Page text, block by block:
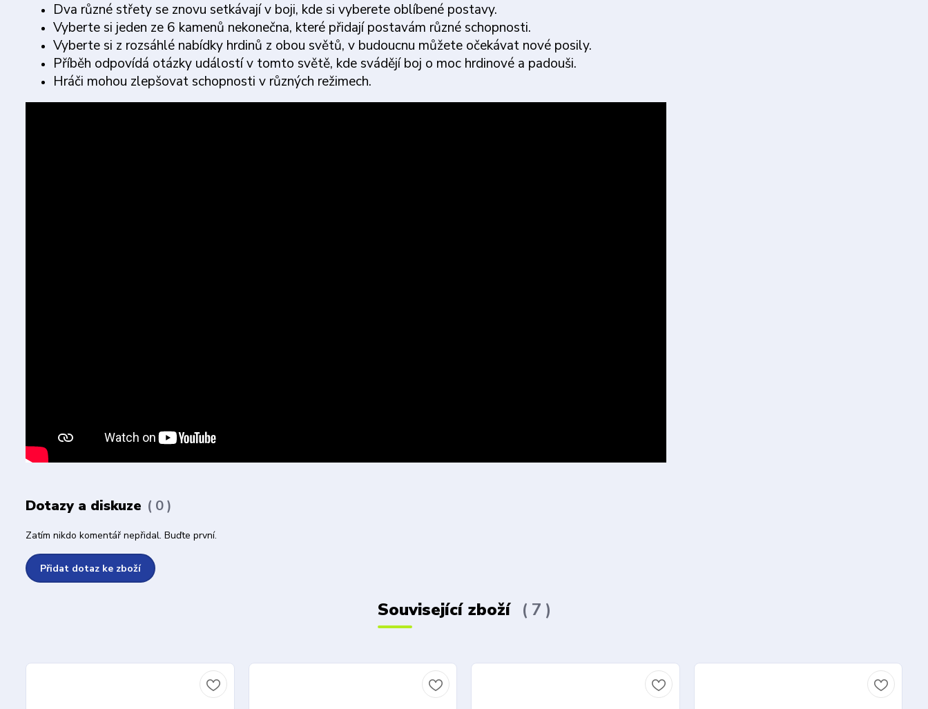
Dva různé střety se znovu setkávají v boji, kde si vyberete oblíbené postavy.
Vyberte si jeden ze 6 kamenů nekonečna, které přidají postavám různé schopnosti.
Vyberte si z rozsáhlé nabídky hrdinů z obou světů, v budoucnu můžete očekávat nové posily.
Příběh odpovídá otázky událostí v tomto světě, kde svádějí boj o moc hrdinové a padouši.
Hráči mohou zlepšovat schopnosti v různých režimech.
Dotazy a diskuze 0
Zatím nikdo komentář nepřidal. Buďte první.
Přidat dotaz ke zboží
Související zboží 7